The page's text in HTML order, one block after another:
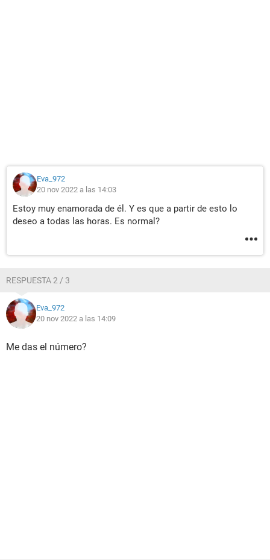
Eva_972
20 nov 2022 a las 14:03
Estoy muy enamorada de él. Y es que a partir de esto lo
deseo a todas las horas. Es normal?
RESPUESTA 2 / 3
Eva_972
20 nov 2022 a las 14:09
Me das el número?